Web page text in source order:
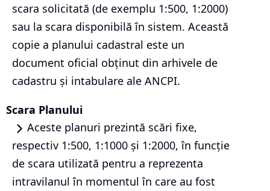
scara solicitată (de exemplu 1:500, 1:2000)
sau la scara disponibilă în sistem. Această
copie a planului cadastral este un
document oficial obținut din arhivele de
cadastru și intabulare ale ANCPI.
Scara Planului
Aceste planuri prezintă scări fixe,
respectiv 1:500, 1:1000 și 1:2000, în funcție
de scara utilizată pentru a reprezenta
intravilanul în momentul în care au fost